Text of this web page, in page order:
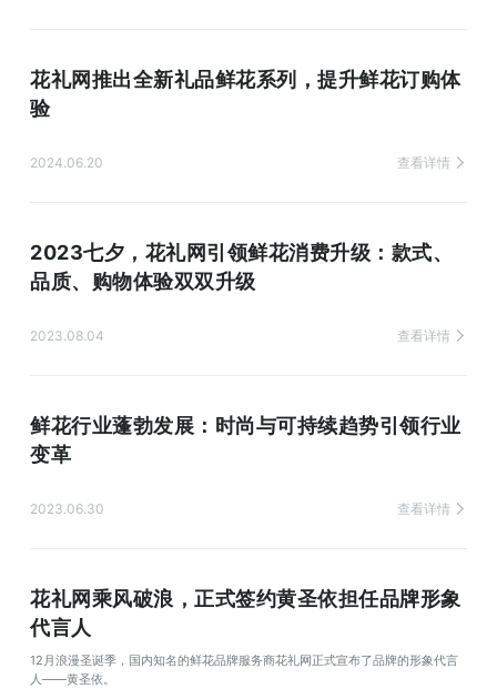
花礼网推出全新礼品鲜花系列，提升鲜花订购体
验
2024.06.20 查看详情
2023七夕，花礼网引领鲜花消费升级：款式、
品质、购物体验双双升级
2023.08.04 查看详情
鲜花行业蓬勃发展：时尚与可持续趋势引领行业
变革
2023.06.30 查看详情
花礼网乘风破浪，正式签约黄圣依担任品牌形象
代言人
12月浪漫圣诞季，国内知名的鲜花品牌服务商花礼网正式宣布了品牌的形象代言
人——黄圣依。